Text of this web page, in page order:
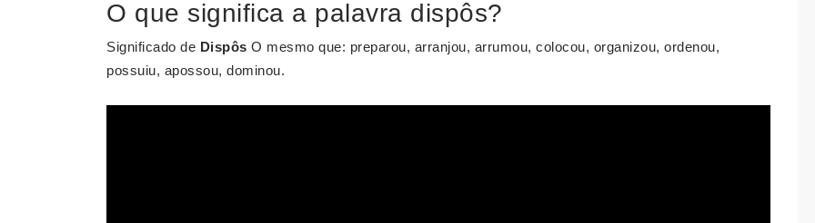
O que significa a palavra dispôs?
Significado de Dispôs O mesmo que: preparou, arranjou, arrumou, colocou, organizou, ordenou,
possuiu, apossou, dominou.